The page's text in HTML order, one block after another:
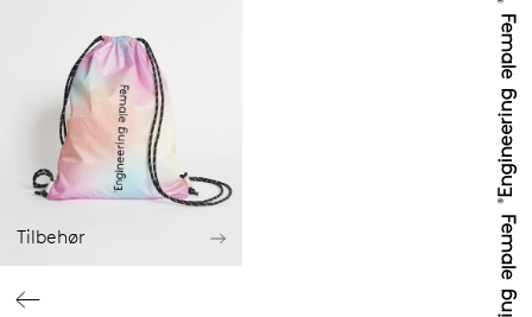
Tilbehør